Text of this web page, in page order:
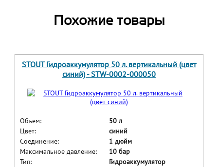
Похожие товары
STOUT Гидроаккумулятор 50 л. вертикальный (цвет
синий) - STW-0002-000050
Объем:
50 л
Цвет:
синий
Соединение:
1 дюйм
Максимальное давление:
10 бар
Тип:
Гидроаккумулятор